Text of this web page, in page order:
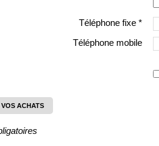
Téléphone fixe *
Téléphone mobile
ACHATS